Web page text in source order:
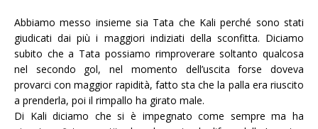
Abbiamo messo insieme sia Tata che Kali perché sono stati
giudicati dai più i maggiori indiziati della sconfitta. Diciamo
subito che a Tata possiamo rimproverare soltanto qualcosa
nel secondo gol, nel momento dell’uscita forse doveva
provarci con maggior rapidità, fatto sta che la palla era riuscito
a prenderla, poi il rimpallo ha girato male.
Di Kali diciamo che si è impegnato come sempre ma ha